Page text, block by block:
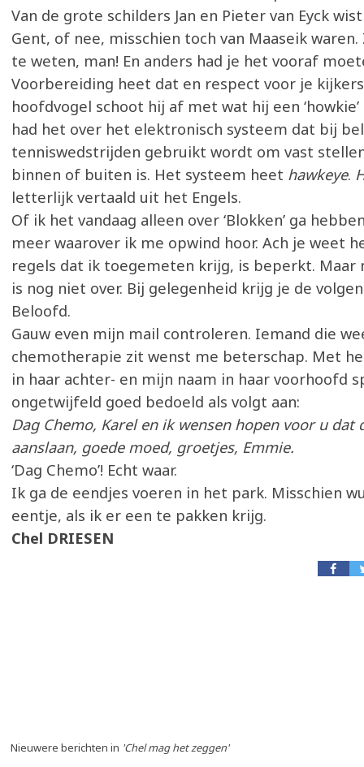
Van de grote schilders Jan en Pieter van Eyck
Gent, of nee, misschien toch van Maaseik
te weten, man! En anders had je het vooraf
Voorbereiding heet dat en respect voor je
hoofdvogel schoot hij af met wat hij een
had het over het elektronisch systeem dat bij
tenniswedstrijden gebruikt wordt om vast
binnen of buiten is. Het systeem heet hawkeye.
letterlijk vertaald uit het Engels.
Of ik het vandaag alleen over ‘Blokken’ ga
meer waarover ik me opwind hoor. Ach je weet
regels dat ik toegemeten krijg, is beperkt. Maar
is nog niet over. Bij gelegenheid krijg je de
Beloofd.
Gauw even mijn mail controleren. Iemand die
chemotherapie zit wenst me beterschap. Met het
in haar achter- en mijn naam in haar voorhoofd
ongetwijfeld goed bedoeld als volgt aan:
Dag Chemo, Karel en ik wensen hopen voor u dat
aanslaan, goede moed, groetjes, Emmie.
‘Dag Chemo’! Echt waar.
Ik ga de eendjes voeren in het park. Misschien
eentje, als ik er een te pakken krijg.
Chel DRIESEN
Nieuwere berichten in 'Chel mag het zeggen'